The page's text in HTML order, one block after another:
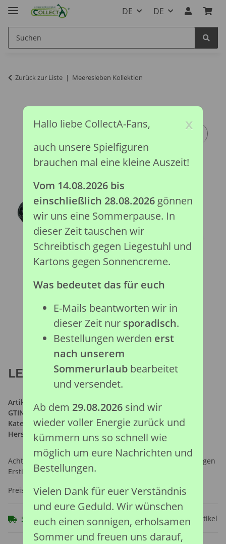
DE DE
Zurück zur Liste Meeresleben Kollektion
LEDERSCHILDKRÖTE (M)
Artikelnummer:
88680
GTIN:
4892900886800
Kategorie:Meeresleben Kollektion
Hersteller: Collecta Global Limited
Achtung: Nicht geeignet für Kinder unter 36 Monaten, wegen
Erstickungsgefahr durch verschluckbare Kleinteile.
Preise nach Anmeldung sichtbar
Sofort verfügbar Frage zum Artikel
x
Hallo liebe CollectA-Fans,
auch unsere Spielfiguren
brauchen mal eine kleine Auszeit!
Vom 14.08.2026 bis
einschließlich 28.08.2026gönnen
wir uns eine Sommerpause. In
dieser Zeit tauschen wir
Schreibtisch gegen Liegestuhl und
Kartons gegen Sonnencreme.
Was bedeutet das für euch
E-Mails beantworten wir in
dieser Zeit nur sporadisch.
Bestellungen werden erst
nach unserem
Sommerurlaubbearbeitet
und versendet.
Ab dem 29.08.2026sind wir
wieder voller Energie zurück und
kümmern uns so schnell wie
möglich um eure Nachrichten und
Bestellungen.
Vielen Dank für euer Verständnis
und eure Geduld. Wir wünschen
euch einen sonnigen, erholsamen
Sommer und freuen uns darauf,